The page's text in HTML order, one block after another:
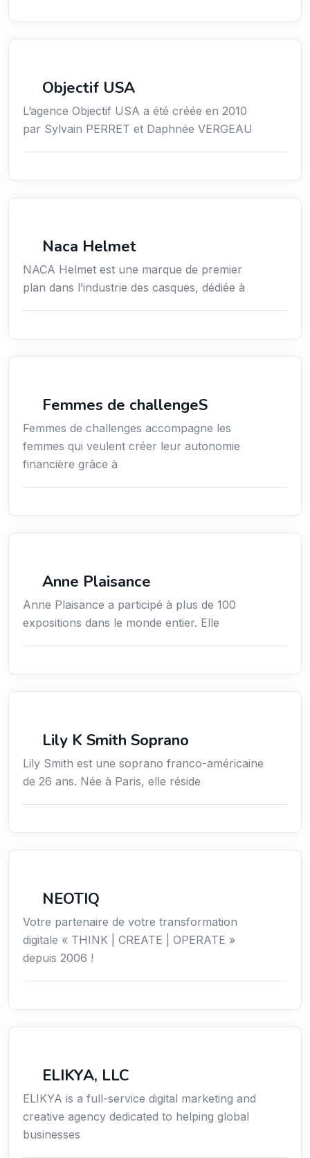
Objectif USA
L’agence Objectif USA a été créée en 2010
par Sylvain PERRET et Daphnée VERGEAU
Naca Helmet
NACA Helmet est une marque de premier
plan dans l’industrie des casques, dédiée à
Femmes de challengeS
Femmes de challenges accompagne les
femmes qui veulent créer leur autonomie
financière grâce à
Anne Plaisance
Anne Plaisance a participé à plus de 100
expositions dans le monde entier. Elle
Lily K Smith Soprano
Lily Smith est une soprano franco-américaine
de 26 ans. Née à Paris, elle réside
NEOTIQ
Votre partenaire de votre transformation
digitale « THINK | CREATE | OPERATE »
depuis 2006 !
ELIKYA, LLC
ELIKYA is a full-service digital marketing and
creative agency dedicated to helping global
businesses